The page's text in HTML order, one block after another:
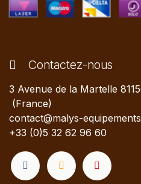
Contactez-nous
3 Avenue de la Martelle
(France)
contact@malys-
+33 (0)5 32 62 96 60